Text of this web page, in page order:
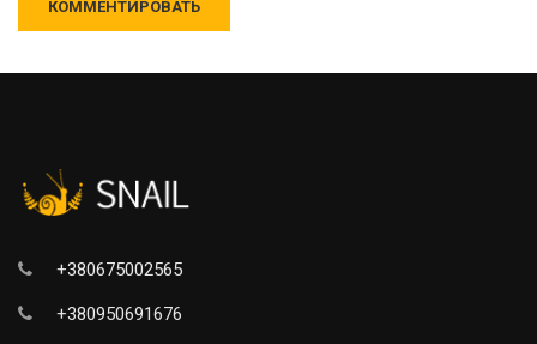
+380675002565
+380950691676